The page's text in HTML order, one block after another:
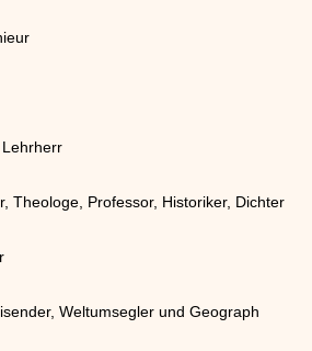
Theologe, Professor, Historiker, Dichter
Weltumsegler und Geograph